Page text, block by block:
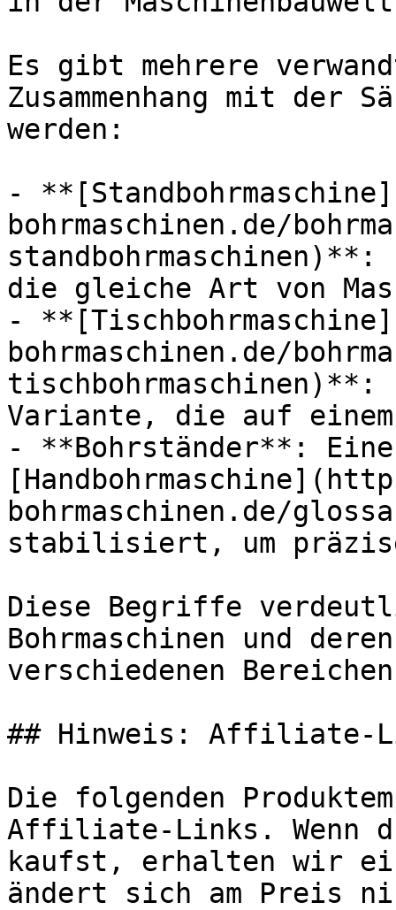
Es gibt mehrere
Zusammenhang mit der
werden:
-
bohrmaschinen.de/
die gleiche Art von
-
bohrmaschinen.de/
Variante, die auf
- **Bohrständer**:
bohrmaschinen.de/
stabilisiert, um präzise
Diese Begriffe
Bohrmaschinen und
verschiedenen
## Hinweis: Affiliate-
Die folgenden
Affiliate-Links. Wenn
kaufst, erhalten wir
ändert sich am Preis